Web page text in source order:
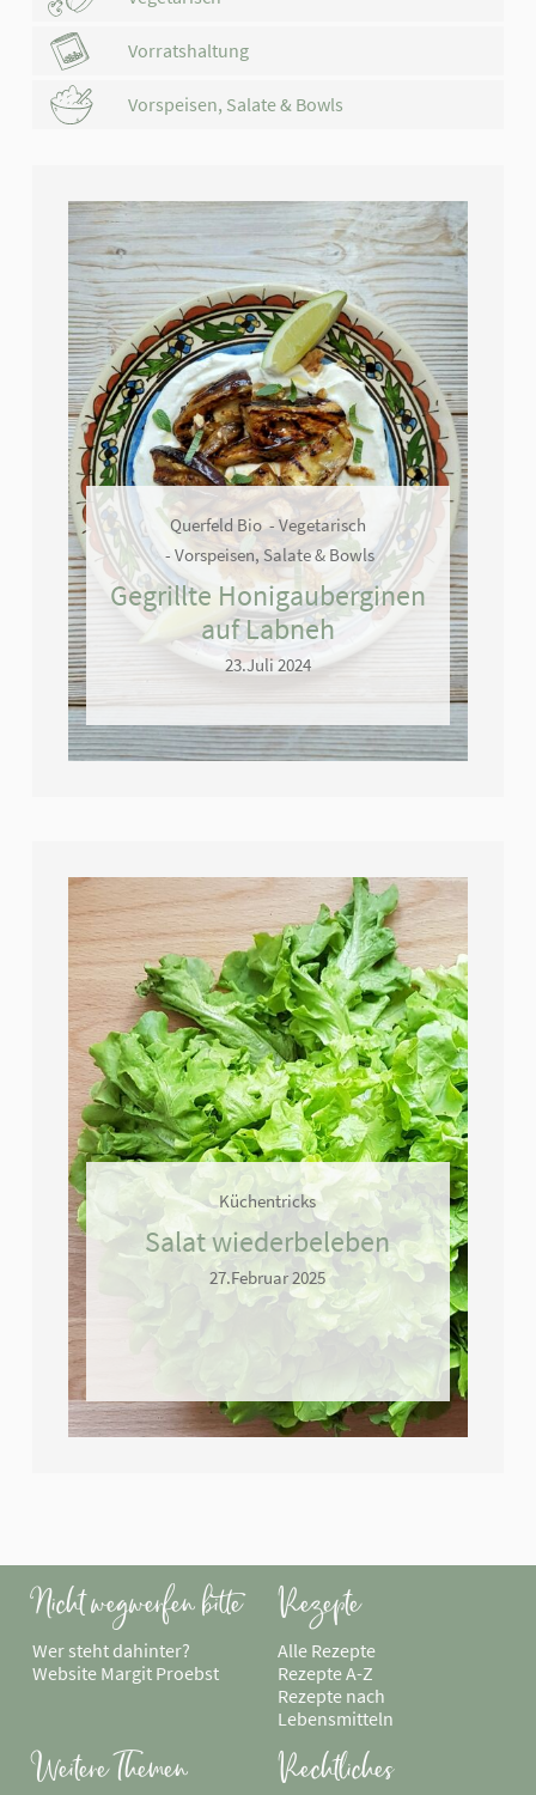
Vorratshaltung
Vorspeisen, Salate & Bowls
Querfeld Bio
Vegetarisch
Vorspeisen, Salate & Bowls
Gegrillte Honigauberginen
auf Labneh
23.Juli 2024
Küchentricks
Salat wiederbeleben
27.Februar 2025
Nicht wegwerfen bitte
Wer steht dahinter?
Website Margit Proebst
Rezepte
Navigation
überspringen
Alle Rezepte
Rezepte A-Z
Rezepte nach
Lebensmitteln
Weitere Themen Rechtliches